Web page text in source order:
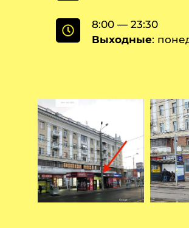
8:00 — 23:30
Выходные: